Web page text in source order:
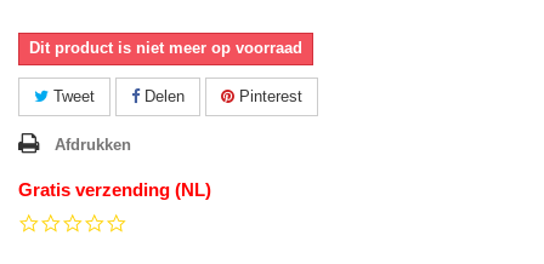
Dit product is niet meer op voorraad
Tweet Delen Pinterest
Afdrukken
Gratis verzending (NL)